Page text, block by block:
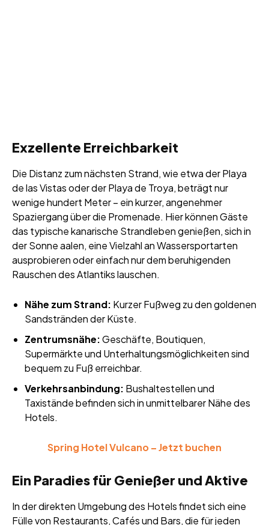
Exzellente Erreichbarkeit
Die Distanz zum nächsten Strand, wie etwa der Playa
de las Vistas oder der Playa de Troya, beträgt nur
wenige hundert Meter – ein kurzer, angenehmer
Spaziergang über die Promenade. Hier können Gäste
das typische kanarische Strandleben genießen, sich in
der Sonne aalen, eine Vielzahl an Wassersportarten
ausprobieren oder einfach nur dem beruhigenden
Rauschen des Atlantiks lauschen.
Nähe zum Strand: Kurzer Fußweg zu den goldenen
Sandstränden der Küste.
Zentrumsnähe:Geschäfte, Boutiquen,
Supermärkte und Unterhaltungsmöglichkeiten sind
bequem zu Fuß erreichbar.
Verkehrsanbindung: Bushaltestellen und
Taxistände befinden sich in unmittelbarer Nähe des
Hotels.
Spring Hotel Vulcano – Jetzt buchen
Ein Paradies für Genießer und Aktive
In der direkten Umgebung des Hotels findet sich eine
Fülle von Restaurants, Cafés und Bars, die für jeden